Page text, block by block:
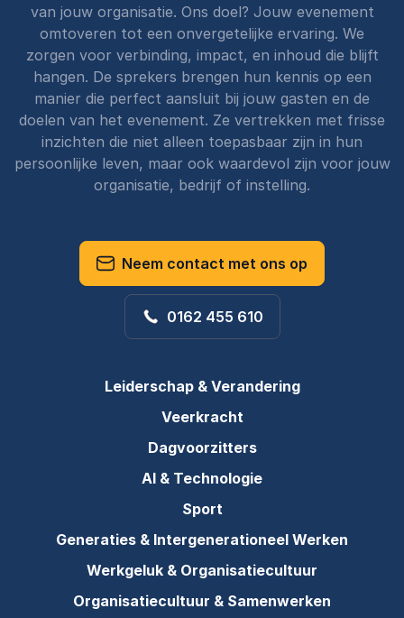
van jouw organisatie. Ons doel? Jouw evenement
omtoveren tot een onvergetelijke ervaring. We
zorgen voor verbinding, impact, en inhoud die blijft
hangen. De sprekers brengen hun kennis op een
manier die perfect aansluit bij jouw gasten en de
doelen van het evenement. Ze vertrekken met frisse
inzichten die niet alleen toepasbaar zijn in hun
persoonlijke leven, maar ook waardevol zijn voor jouw
organisatie, bedrijf of instelling.
Neem contact met ons op
0162 455 610
Leiderschap & Verandering
Veerkracht
Dagvoorzitters
AI & Technologie
Sport
Generaties & Intergenerationeel Werken
Werkgeluk & Organisatiecultuur
Organisatiecultuur & Samenwerken